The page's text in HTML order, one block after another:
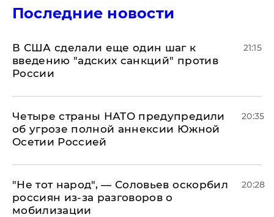
Последние новости
В США сделали еще один шаг к
введению "адских санкций" против
России
21:15
Четыре страны НАТО предупредили
об угрозе полной аннексии Южной
Осетии Россией
20:35
​"Не тот народ", — Соловьев оскорбил
россиян из-за разговоров о
мобилизации
20:28